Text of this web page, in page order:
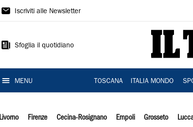
Il
Iscriviti alle Newsletter
Sfoglia il quotidiano
MENU TOSCANA ITALIA MONDO
Livorno Firenze Cecina-Rosignano Empoli Grosseto